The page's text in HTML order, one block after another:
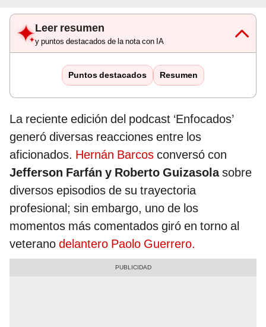
Leer resumen
y puntos destacados de la nota con IA
Puntos destacados Resumen
La reciente edición del podcast ‘Enfocados’
generó diversas reacciones entre los
aficionados. Hernán Barcos conversó con
Jefferson Farfán y Roberto Guizasolasobre
diversos episodios de su trayectoria
profesional; sin embargo, uno de los
momentos más comentados giró en torno al
veterano delantero Paolo Guerrero.